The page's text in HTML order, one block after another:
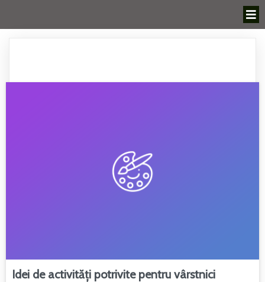
Idei de activități potrivite pentru vârstnici